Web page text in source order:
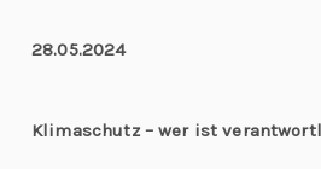
28.05.2024
Klimaschutz – wer ist